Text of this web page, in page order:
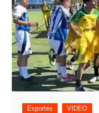
Esportes VIDEO